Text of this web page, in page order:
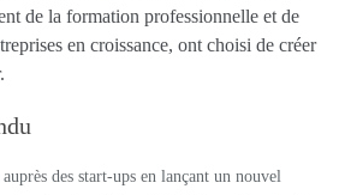
de la formation professionnelle et de
en croissance, ont choisi de créer
des start-ups en lançant un nouvel